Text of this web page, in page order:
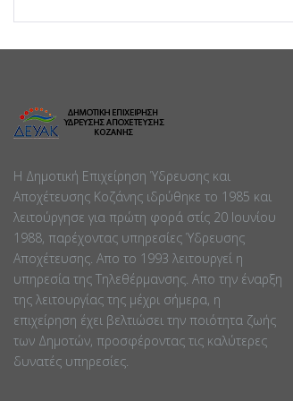
Η Δημοτική Επιχείρηση Ύδρευσης και
Αποχέτευσης Κοζάνης ιδρύθηκε το 1985 και
λειτούργησε για πρώτη φορά στίς 20 Ιουνίου
1988, παρέχοντας υπηρεσίες Ύδρευσης
Αποχέτευσης. Απο το 1993 λειτουργεί η
υπηρεσία της Τηλεθέρμανσης. Απο την έναρξη
της λειτουργίας της μέχρι σήμερα, η
επιχείρηση έχει βελτιώσει την ποιότητα ζωής
των Δημοτών, προσφέροντας τις καλύτερες
δυνατές υπηρεσίες.